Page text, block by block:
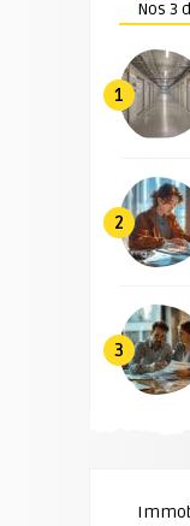
Nos 3
1
2
3